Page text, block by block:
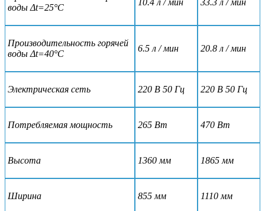
воды Δt=25°С
Производительность горячей
воды Δt=40°С
6.5 л / мин 20.8 л / мин
Электрическая сеть 220 В 50 Гц 220 В 50 Гц
Потребляемая мощность 265 Вт 470 Вт
Высота 1360 мм 1865 мм
Ширина 855 мм 1110 мм